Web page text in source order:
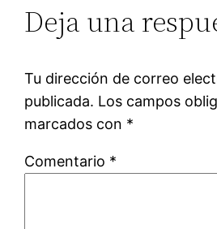
Deja una
Tu dirección de correo
publicada. Los campos
marcados con *
Comentario *